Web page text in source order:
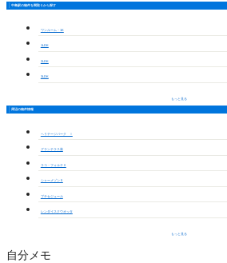
中島駅の物件を間取りから探す
ワンルーム・1K
1LDK
2LDK
3LDK
もっと見る
周辺の物件情報
ヘリテージパーク Ⅰ
グランテラス港
ラコ・フォルテⅡ
シャーメゾンＳ
プチセジュール
レンダイスクウオッタ
もっと見る
自分メモ